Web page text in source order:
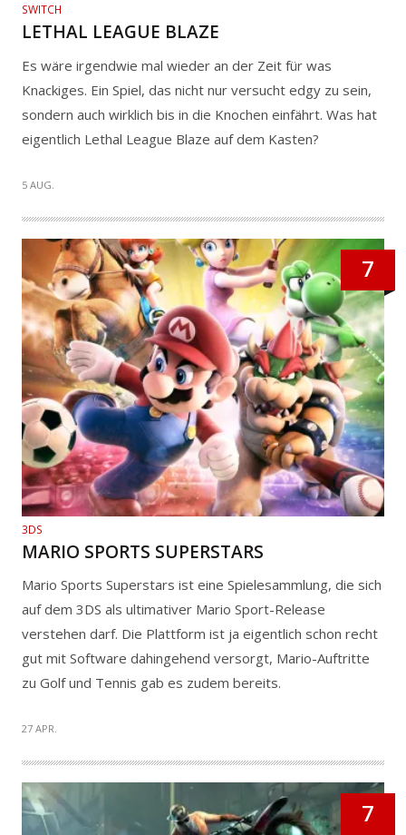
SWITCH
LETHAL LEAGUE BLAZE
Es wäre irgendwie mal wieder an der Zeit für was
Knackiges. Ein Spiel, das nicht nur versucht edgy zu sein,
sondern auch wirklich bis in die Knochen einfährt. Was hat
eigentlich Lethal League Blaze auf dem Kasten?
5 AUG.
7
3DS
MARIO SPORTS SUPERSTARS
Mario Sports Superstars ist eine Spielesammlung, die sich
auf dem 3DS als ultimativer Mario Sport-Release
verstehen darf. Die Plattform ist ja eigentlich schon recht
gut mit Software dahingehend versorgt, Mario-Auftritte
zu Golf und Tennis gab es zudem bereits.
27 APR.
7